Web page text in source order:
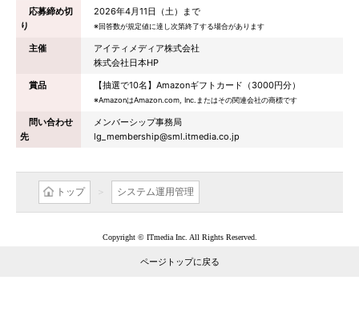
応募締め切
り
2026年4月11日（土）まで
※回答数が規定値に達し次第終了する場合があります
主催
アイティメディア株式会社
株式会社日本HP
賞品
【抽選で10名】Amazonギフトカード（3000円分）
※AmazonはAmazon.com, Inc.またはその関連会社の商標です
問い合わせ
先
メンバーシップ事務局
lg_membership@sml.itmedia.co.jp
トップ システム運用管理
Copyright © ITmedia Inc. All Rights Reserved.
ページトップに戻る